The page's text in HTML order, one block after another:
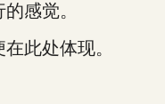
感觉。
此处体现。